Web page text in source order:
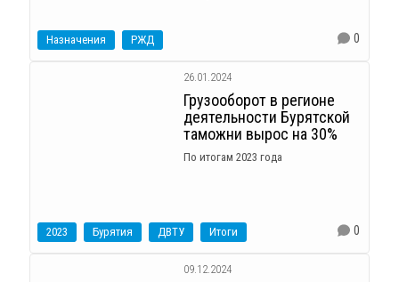
Назначения РЖД 0
26.01.2024
Грузооборот в регионе
деятельности Бурятской
таможни вырос на 30%
По итогам 2023 года
2023 Бурятия ДВТУ Итоги 0
09.12.2024